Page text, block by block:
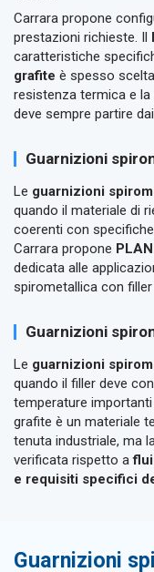
Carrara propone
prestazioni richieste. Il
caratteristiche
grafite è spesso
resistenza termica e
deve sempre partire
Guarnizioni
Le guarnizioni
quando il materiale di
coerenti con
Carrara propone
dedicata alle
spirometallica con filler
Guarnizioni
Le guarnizioni
quando il filler deve
temperature
grafite è un materiale
tenuta industriale, ma
verificata rispetto a
e requisiti specifici
Guarnizioni